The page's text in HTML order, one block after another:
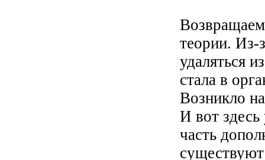
теории. Из-
удаляться
стала в
Возникло
И вот
часть